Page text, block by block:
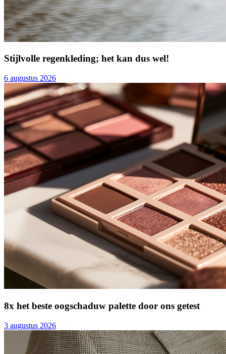
Stijlvolle regenkleding; het kan dus wel!
6 augustus 2026
8x het beste oogschaduw palette door ons getest
3 augustus 2026